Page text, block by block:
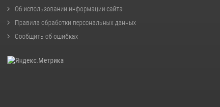
Об использовании информации сайта
Правила обработки персональных данных
Сообщить об ошибках